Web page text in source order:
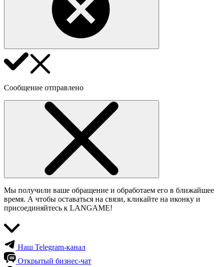
Сообщение отправлено
Мы получили ваше обращение и обработаем его в ближайшее
время. А чтобы оставаться на связи, кликайте на иконку и
присоединяйтесь к LANGAME!
Наш Telegram-канал
Открытый бизнес-чат